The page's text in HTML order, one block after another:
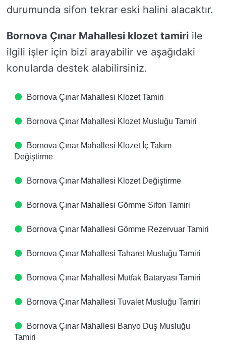
durumunda sifon tekrar eski halini alacaktır.
Bornova Çınar Mahallesi klozet tamiri ile
ilgili işler için bizi arayabilir ve aşağıdaki
konularda destek alabilirsiniz.
Bornova Çınar Mahallesi Klozet Tamiri
Bornova Çınar Mahallesi Klozet Musluğu Tamiri
Bornova Çınar Mahallesi Klozet İç Takım
Değiştirme
Bornova Çınar Mahallesi Klozet Değiştirme
Bornova Çınar Mahallesi Gömme Sifon Tamiri
Bornova Çınar Mahallesi Gömme Rezervuar Tamiri
Bornova Çınar Mahallesi Taharet Musluğu Tamiri
Bornova Çınar Mahallesi Mutfak Bataryası Tamiri
Bornova Çınar Mahallesi Tuvalet Musluğu Tamiri
Bornova Çınar Mahallesi Banyo Duş Musluğu
Tamiri